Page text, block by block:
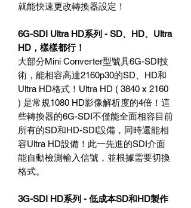
就能快速更改轉換器設定！
6G-SDI Ultra HD系列 - SD、 HD、 Ultra
HD ，樣樣都行！
大部分Mini Converter型號具6G-SDI技
術，能相容高達2160p30的SD HD和
Ultra HD格式！ Ultra HD ( 3840 x 2160
) 是常規1080 HD影像解析度的4倍！這
些轉換器的6G-SDI不僅能全面相容目前
所有的SD和HD-SDI設備，同時還能相
容Ultra HD設備！此一先進的SDI介面
能自動檢測輸入信號，並根據需要切換
格式。
3G-SDI HD系列 - 低成本SD和HD製作